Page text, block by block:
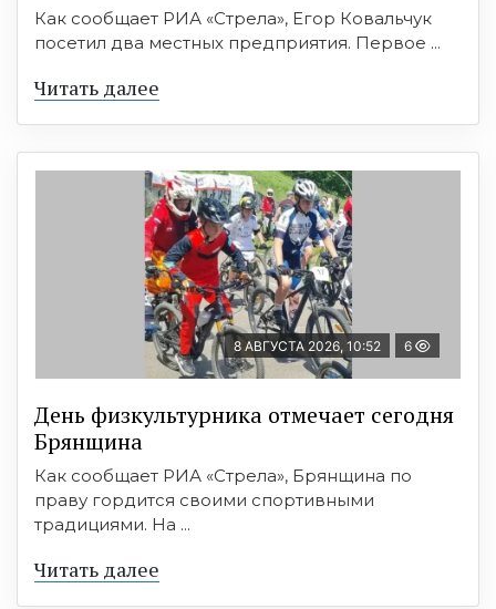
Как сообщает РИА «Стрела», Егор Ковальчук
посетил два местных предприятия. Первое ...
Читать далее
8 АВГУСТА 2026, 10:52 6
День физкультурника отмечает сегодня
Брянщина
Как сообщает РИА «Стрела», Брянщина по
праву гордится своими спортивными
традициями. На ...
Читать далее